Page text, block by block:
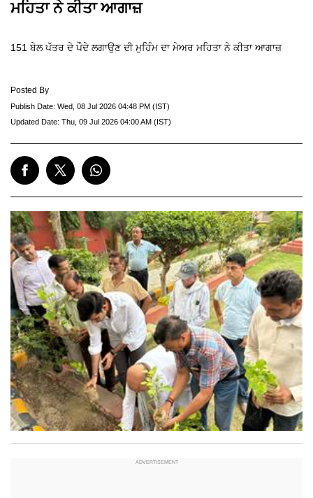
ਮਹਿਤਾ ਨੇ ਕੀਤਾ ਆਗਾਜ਼
151 ਬੇਲ ਪੱਤਰ ਦੇ ਪੌਦੇ ਲਗਾਉਣ ਦੀ ਮੁਹਿੰਮ ਦਾ ਮੇਅਰ ਮਹਿਤਾ ਨੇ ਕੀਤਾ ਆਗਾਜ਼
Posted By
Publish Date: Wed, 08 Jul 2026 04:48 PM (IST)
Updated Date: Thu, 09 Jul 2026 04:00 AM (IST)